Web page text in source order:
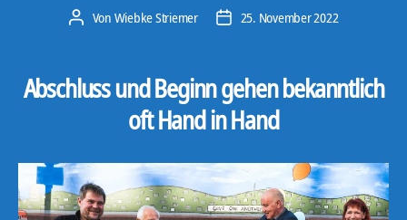
Beitragsautor
Von Wiebke Striemer Veröffentlichungsdatum
25. November 2022
Abschluss und Beginn gehen bekanntlich
oft Hand in Hand